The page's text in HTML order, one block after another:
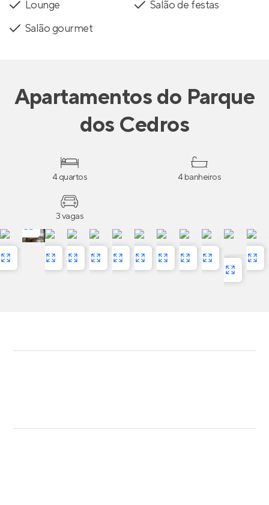
Lounge
Salão de festas
Salão gourmet
Apartamentosdo Parque
dos Cedros
4 quartos 4 banheiros
3 vagas